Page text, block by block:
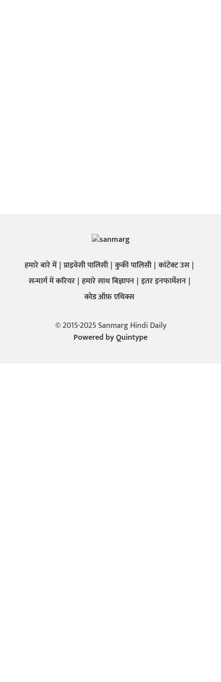
हमारे बारे में प्राइवेसी पालिसी कुकी पालिसी कांटेक्ट उस
सन्मार्ग में करियर हमारे साथ बिज्ञापन इतर इनफार्मेशन
कोड ऑफ़ एथिक्स
© 2015-2025 Sanmarg Hindi Daily
Powered byQuintype